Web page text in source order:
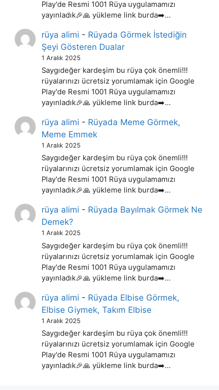
Play'de Resmi 1001 Rüya uygulamamızı
yayınladık🎉🙏 yükleme link burda➡️…
rüya alimi - Rüyada Görmek İstediğin
Şeyi Gösteren Dualar
1 Aralık 2025
Saygıdeğer kardeşim bu rüya çok önemli!!!
rüyalarınızı ücretsiz yorumlamak için Google
Play'de Resmi 1001 Rüya uygulamamızı
yayınladık🎉🙏 yükleme link burda➡️…
rüya alimi - Rüyada Meme Görmek,
Meme Emmek
1 Aralık 2025
Saygıdeğer kardeşim bu rüya çok önemli!!!
rüyalarınızı ücretsiz yorumlamak için Google
Play'de Resmi 1001 Rüya uygulamamızı
yayınladık🎉🙏 yükleme link burda➡️…
rüya alimi - Rüyada Bayılmak Görmek Ne
Demek?
1 Aralık 2025
Saygıdeğer kardeşim bu rüya çok önemli!!!
rüyalarınızı ücretsiz yorumlamak için Google
Play'de Resmi 1001 Rüya uygulamamızı
yayınladık🎉🙏 yükleme link burda➡️…
rüya alimi - Rüyada Elbise Görmek,
Elbise Giymek, Takım Elbise
1 Aralık 2025
Saygıdeğer kardeşim bu rüya çok önemli!!!
rüyalarınızı ücretsiz yorumlamak için Google
Play'de Resmi 1001 Rüya uygulamamızı
yayınladık🎉🙏 yükleme link burda➡️…